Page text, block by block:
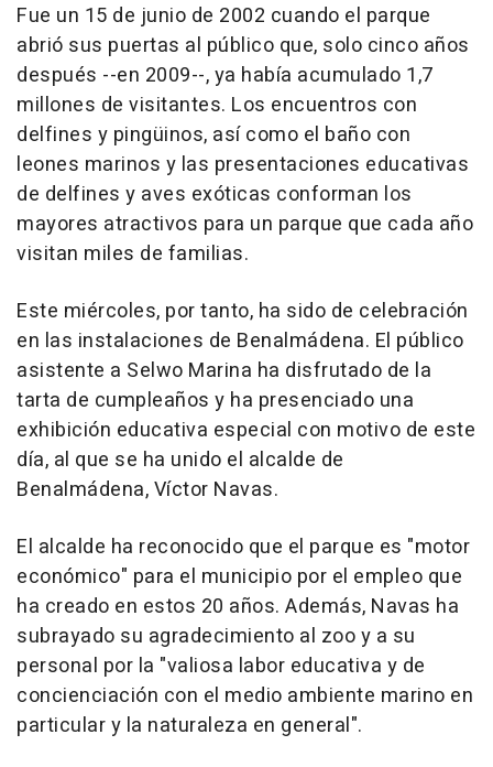
Fue un 15 de junio de 2002 cuando el parque
abrió sus puertas al público que, solo cinco años
después --en 2009--, ya había acumulado 1,7
millones de visitantes. Los encuentros con
delfines y pingüinos, así como el baño con
leones marinos y las presentaciones educativas
de delfines y aves exóticas conforman los
mayores atractivos para un parque que cada año
visitan miles de familias.
Este miércoles, por tanto, ha sido de celebración
en las instalaciones de Benalmádena. El público
asistente a Selwo Marina ha disfrutado de la
tarta de cumpleaños y ha presenciado una
exhibición educativa especial con motivo de este
día, al que se ha unido el alcalde de
Benalmádena, Víctor Navas.
El alcalde ha reconocido que el parque es "motor
económico" para el municipio por el empleo que
ha creado en estos 20 años. Además, Navas ha
subrayado su agradecimiento al zoo y a su
personal por la "valiosa labor educativa y de
concienciación con el medio ambiente marino en
particular y la naturaleza en general".